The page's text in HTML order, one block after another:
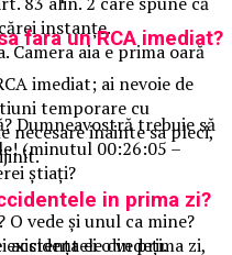
instanțe.
Camera aia e prima oară
Dumneavostră trebuie să
(minutul 00:26:05 –
știați?
vede și unul ca mine?
ei o vedeți.
fara un RCA imediat?
imediat; ai nevoie de
temporare cu
necesare inainte sa pleci,
in prima zi?
accidentele din prima zi,